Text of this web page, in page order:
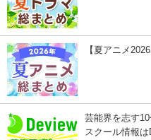
【夏アニメ
芸能界を志す
スクール情報